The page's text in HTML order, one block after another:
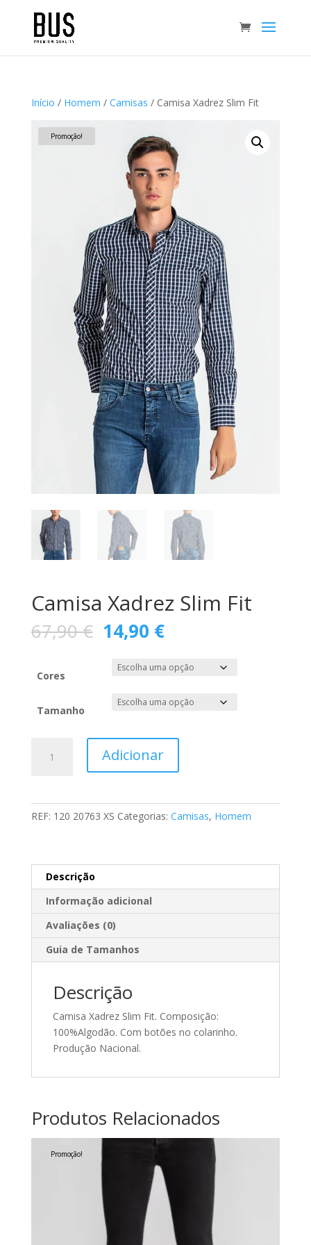
Início / Homem / Camisas / Camisa Xadrez Slim Fit
Promoção!
Camisa Xadrez Slim Fit
67,90€ O
preço
original
era:
67,90 €.
14,90 €O
preço
atual
é:
14,90 €.
Cores
Tamanho
Adicionar
REF: 120 20763 XS Categorias: Camisas, Homem
Descrição
Informação adicional
Avaliações (0)
Guia de Tamanhos
Descrição
Camisa Xadrez Slim Fit. Composição:
100%Algodão. Com botões no colarinho.
Produção Nacional.
Produtos Relacionados
Promoção!